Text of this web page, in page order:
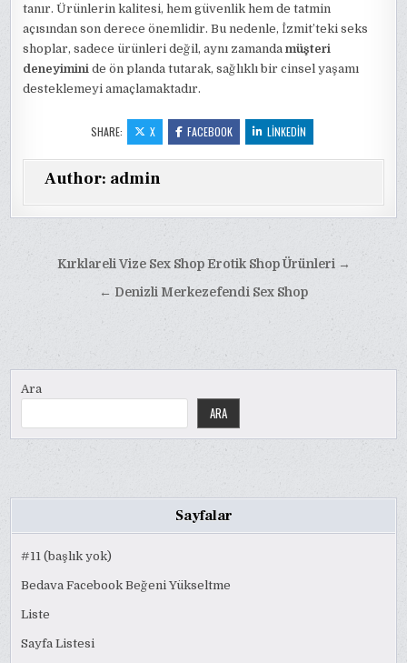
tanır. Ürünlerin kalitesi, hem güvenlik hem de tatmin
açısından son derece önemlidir. Bu nedenle, İzmit’teki seks
shoplar, sadece ürünleri değil, aynı zamandamüşteri
deneyimini de ön planda tutarak, sağlıklı bir cinsel yaşamı
desteklemeyi amaçlamaktadır.
SHARE: X FACEBOOK LINKEDIN
Author: admin
Yazı
gezinmesi
Kırklareli Vize Sex Shop Erotik Shop Ürünleri →
← Denizli Merkezefendi Sex Shop
Ara
ARA
Sayfalar
#11 (başlık yok)
Bedava Facebook Beğeni Yükseltme
Liste
Sayfa Listesi